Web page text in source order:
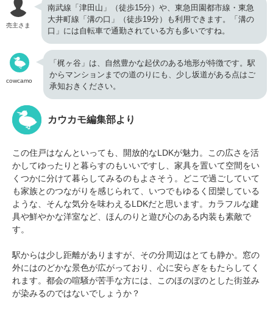
売主さま
南武線「津田山」（徒歩15分）や、東急田園都市線・東急
大井町線「溝の口」（徒歩19分）も利用できます。「溝の
口」には自転車で通勤されている方も多いですね。
cowcamo
「梶ヶ谷」は、自然豊かな起伏のある地形が特徴です。駅
からマンションまでの道のりにも、少し坂道がある点はご
承知おきください。
カウカモ編集部より
この住戸はなんといっても、開放的なLDKが魅力。この広さを活
かしてゆったりと暮らすのもいいですし、家具を置いて空間をい
くつかに分けて暮らしてみるのもよさそう。どこで過ごしていて
も家族とのつながりを感じられて、いつでもゆるく団欒している
ような、そんな気分を味わえるLDKだと思います。カラフルな建
具や鮮やかな洋室など、ほんのりと遊び心のある内装も素敵で
す。
駅からは少し距離がありますが、その分周辺はとても静か。窓の
外にはのどかな景色が広がっており、心に安らぎをもたらしてく
れます。都会の喧騒が苦手な方には、このほのぼのとした街並み
が染みるのではないでしょうか？